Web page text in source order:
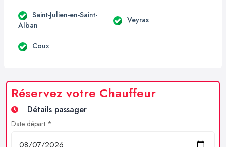
Saint-Julien-en-Saint-
Alban
Veyras
Coux
Réservez votre Chauffeur
Détails passager
Date départ *